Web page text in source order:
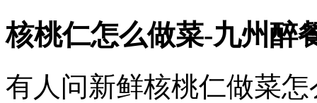
核桃仁怎么做菜-九州醉
有人问新鲜核桃仁做菜